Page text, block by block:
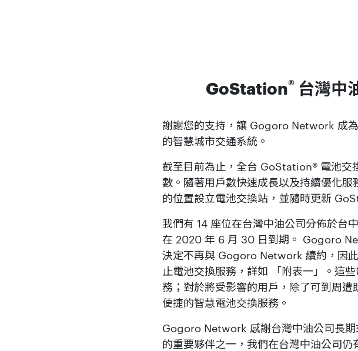
GoStation®台灣中
謝謝您的支持，讓 Gogoro Network 成
的智慧城市交通系統。
截至目前為止，全台 GoStation® 電池交
數。隨著用戶數快速成長以及持續優化
的位置設立電池交換站，並隨時更新
我們有 14 座位在台灣中油公司分佈於台
在 2020 年 6 月 30 日到期。 Gogoro
決定不再與 Gogoro Network 續約，因
止電池交換服務，詳如 「附表一」。這
務；對於將受影響的用戶，除了可到周
便捷的智慧電池交換服務。
Gogoro Network 感謝台灣中油公司長
的重要夥伴之一，我們在台灣中油公司